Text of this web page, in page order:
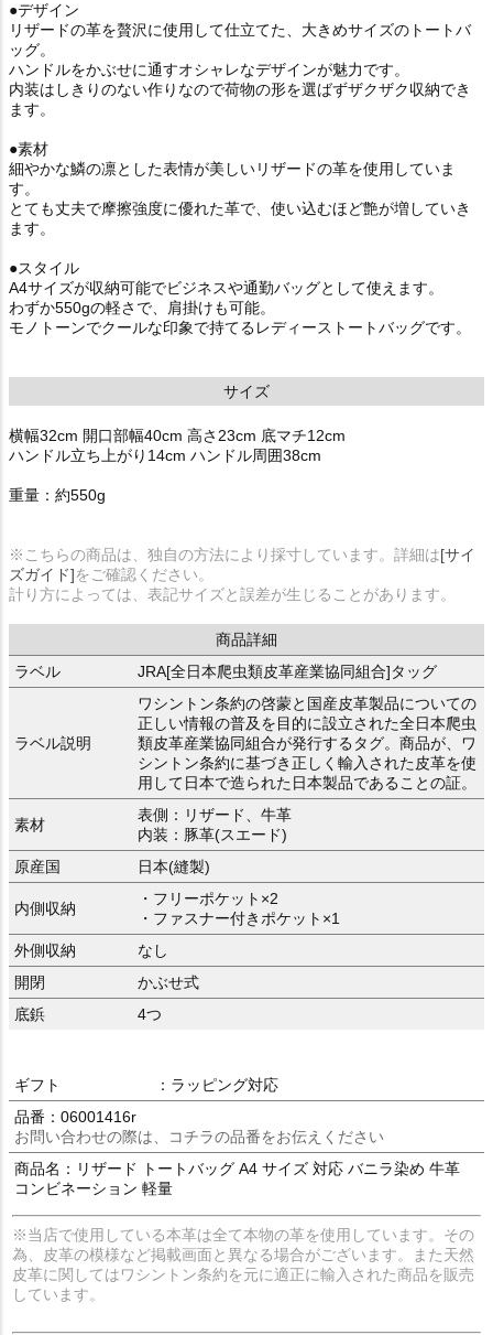
●デザイン
リザードの革を贅沢に使用して仕立てた、大きめサイズのトートバ
ッグ。
ハンドルをかぶせに通すオシャレなデザインが魅力です。
内装はしきりのない作りなので荷物の形を選ばずザクザク収納でき
ます。
●素材
細やかな鱗の凛とした表情が美しいリザードの革を使用していま
す。
とても丈夫で摩擦強度に優れた革で、使い込むほど艶が増していき
ます。
●スタイル
A4サイズが収納可能でビジネスや通勤バッグとして使えます。
わずか550gの軽さで、肩掛けも可能。
モノトーンでクールな印象で持てるレディーストートバッグです。
サイズ
横幅32cm 開口部幅40cm 高さ23cm 底マチ12cm
ハンドル立ち上がり14cm ハンドル周囲38cm
重量：約550g
※こちらの商品は、独自の方法により採寸しています。詳細は[サイ
ズガイド]をご確認ください。
計り方によっては、表記サイズと誤差が生じることがあります。
商品詳細
ラベル
JRA[全日本爬虫類皮革産業協同組合]タッグ
ラベル説明
ワシントン条約の啓蒙と国産皮革製品についての
正しい情報の普及を目的に設立された全日本爬虫
類皮革産業協同組合が発行するタグ。商品が、ワ
シントン条約に基づき正しく輸入された皮革を使
用して日本で造られた日本製品であることの証。
素材
表側：リザード、牛革
内装：豚革(スエード)
原産国
日本(縫製)
内側収納
・フリーポケット×2
・ファスナー付きポケット×1
外側収納
なし
開閉
かぶせ式
底鋲
4つ
ギフト
：ラッピング対応
品番：06001416r
お問い合わせの際は、コチラの品番をお伝えください
商品名：リザード トートバッグ A4 サイズ 対応 バニラ染め 牛革
コンビネーション 軽量
※当店で使用している本革は全て本物の革を使用しています。その
為、皮革の模様など掲載画面と異なる場合がございます。また天然
皮革に関してはワシントン条約を元に適正に輸入された商品を販売
しています。